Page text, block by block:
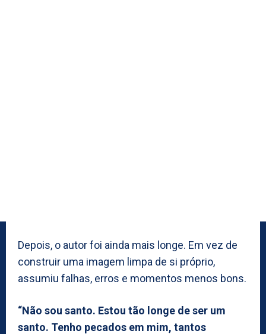
Depois, o autor foi ainda mais longe. Em vez de
construir uma imagem limpa de si próprio,
assumiu falhas, erros e momentos menos bons.
“Não sou santo. Estou tão longe de ser um
santo. Tenho pecados em mim, tantos